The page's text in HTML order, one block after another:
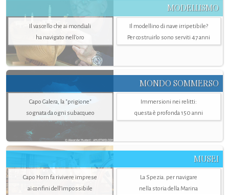
MODELLISMO
Il vascello che ai mondiali
ha navigato nell’oro
Il modellino di nave irripetibile?
Per costruirlo sono serviti 47 anni
MONDO SOMMERSO
Capo Galera, la "prigione"
sognata da ogni subacqueo
Immersioni nei relitti:
questa è profonda 150 anni
MUSEI
Capo Horn fa rivivere imprese
ai confini dell’impossibile
La Spezia. per navigare
nella storia della Marina